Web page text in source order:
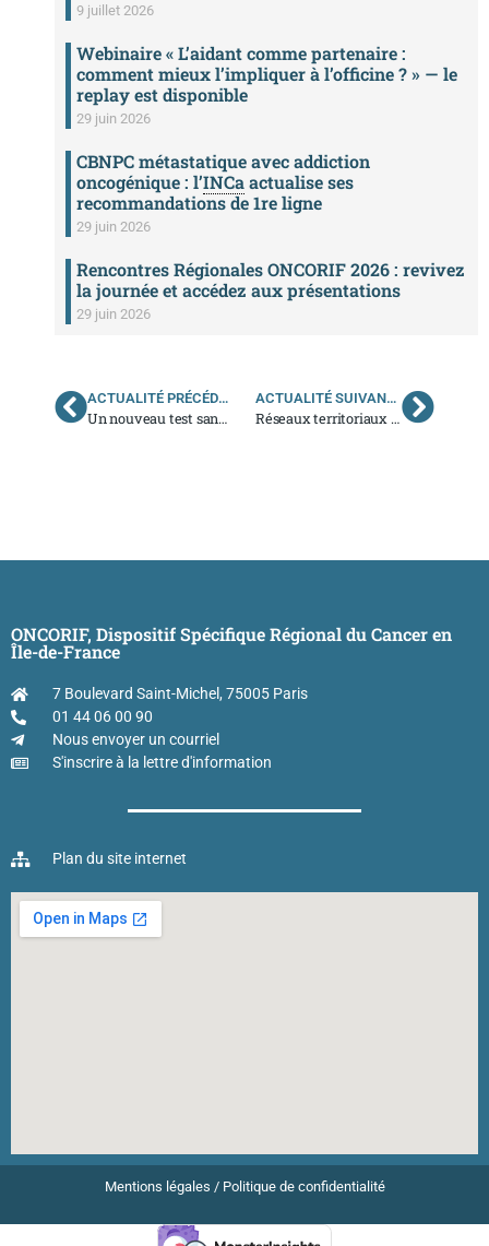
9 juillet 2026
Webinaire « L’aidant comme partenaire :
comment mieux l’impliquer à l’officine ? » — le
replay est disponible
29 juin 2026
CBNPC métastatique avec addiction
oncogénique : l’INCaactualise ses
recommandations de 1re ligne
29 juin 2026
Rencontres Régionales ONCORIF 2026 : revivez
la journée et accédez aux présentations
29 juin 2026
ACTUALITÉ PRÉCÉDENTE
Un nouveau test sanguin pour détecter les tumeurs à un stade précoce
ACTUALITÉ SUIVANTE
Réseaux territoriaux de santé : mise à jour des cartes
ONCORIF, Dispositif Spécifique Régional du Cancer en
Île-de-France
7 Boulevard Saint-Michel, 75005 Paris
01 44 06 00 90
Nous envoyer un courriel
S'inscrire à la lettre d'information
Plan du site internet
Mentions légales / Politique de confidentialité